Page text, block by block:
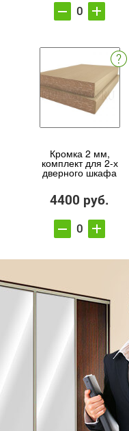
Кромка 2 мм,
комплект для 2-х
дверного шкафа
4400 руб.